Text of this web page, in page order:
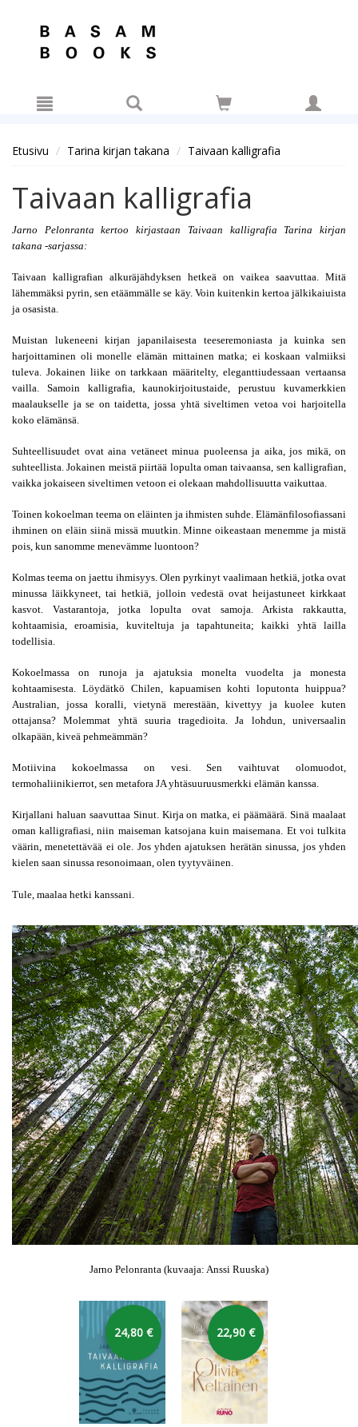
Etusivu Tarina kirjan takana Taivaan kalligrafia
Taivaan kalligrafia
Jarno Pelonranta kertoo kirjastaan Taivaan kalligrafia Tarina kirjan
takana -sarjassa:
Taivaan kalligrafian alkuräjähdyksen hetkeä on vaikea saavuttaa. Mitä
lähemmäksi pyrin, sen etäämmälle se käy. Voin kuitenkin kertoa jälkikaiuista
ja osasista.
Muistan lukeneeni kirjan japanilaisesta teeseremoniasta ja kuinka sen
harjoittaminen oli monelle elämän mittainen matka; ei koskaan valmiiksi
tuleva. Jokainen liike on tarkkaan määritelty, eleganttiudessaan vertaansa
vailla. Samoin kalligrafia, kaunokirjoitustaide, perustuu kuvamerkkien
maalaukselle ja se on taidetta, jossa yhtä siveltimen vetoa voi harjoitella
koko elämänsä.
Suhteellisuudet ovat aina vetäneet minua puoleensa ja aika, jos mikä, on
suhteellista. Jokainen meistä piirtää lopulta oman taivaansa, sen kalligrafian,
vaikka jokaiseen siveltimen vetoon ei olekaan mahdollisuutta vaikuttaa.
Toinen kokoelman teema on eläinten ja ihmisten suhde. Elämänfilosofiassani
ihminen on eläin siinä missä muutkin. Minne oikeastaan menemme ja mistä
pois, kun sanomme menevämme luontoon?
Kolmas teema on jaettu ihmisyys. Olen pyrkinyt vaalimaan hetkiä, jotka ovat
minussa läikkyneet, tai hetkiä, jolloin vedestä ovat heijastuneet kirkkaat
kasvot. Vastarantoja, jotka lopulta ovat samoja. Arkista rakkautta,
kohtaamisia, eroamisia, kuviteltuja ja tapahtuneita; kaikki yhtä lailla
todellisia.
Kokoelmassa on runoja ja ajatuksia monelta vuodelta ja monesta
kohtaamisesta. Löydätkö Chilen, kapuamisen kohti loputonta huippua?
Australian, jossa koralli, vietynä merestään, kivettyy ja kuolee kuten
ottajansa? Molemmat yhtä suuria tragedioita. Ja lohdun, universaalin
olkapään, kiveä pehmeämmän?
Motiivina kokoelmassa on vesi. Sen vaihtuvat olomuodot,
termohaliinikierrot, sen metafora JA yhtäsuuruusmerkki elämän kanssa.
Kirjallani haluan saavuttaa Sinut. Kirja on matka, ei päämäärä. Sinä maalaat
oman kalligrafiasi, niin maiseman katsojana kuin maisemana. Et voi tulkita
väärin, menetettävää ei ole. Jos yhden ajatuksen herätän sinussa, jos yhden
kielen saan sinussa resonoimaan, olen tyytyväinen.
Tule, maalaa hetki kanssani.
Jarno Pelonranta (kuvaaja: Anssi Ruuska)
Hyppää karusellin yli
24,80 € 22,90 €